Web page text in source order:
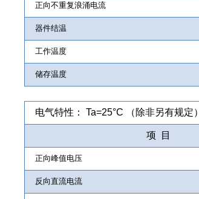
正向不重复浪涌电流
器件结温
工作温度
储存温度
电气特性： Ta=25°C （除非另有规定）
项 目
正向峰值电压
反向直流电流